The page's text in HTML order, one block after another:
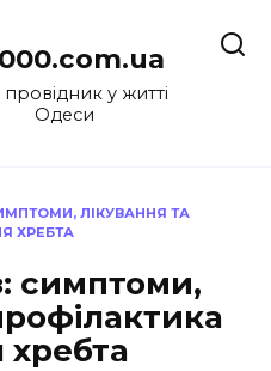
у житті
Одеси
ЛІКУВАННЯ ТА
ХРЕБТА
симптоми,